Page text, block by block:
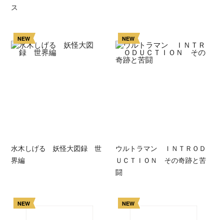
ス
NEW
水木しげる 妖怪大図録 世
界編
NEW
ウルトラマン ＩＮＴＲＯＤ
ＵＣＴＩＯＮ その奇跡と苦
闘
NEW NEW